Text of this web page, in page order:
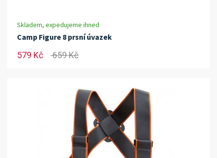
Skladem, expedujeme ihned
Camp Figure 8 prsní úvazek
579 Kč 659 Kč